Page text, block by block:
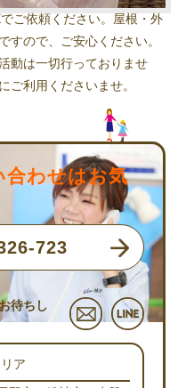
ご依頼ください。屋根・外
すので、ご安心ください。
動は一切行っておりませ
ご利用くださいませ。
合わせはお気
723
待ちし
ア